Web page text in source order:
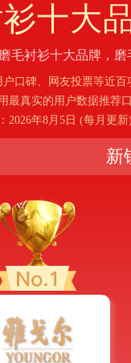
十大
毛衬衫十大品牌，
口碑、网友投票等近
真实的用户数据推荐
2026年8月5日 (每月更新)
新